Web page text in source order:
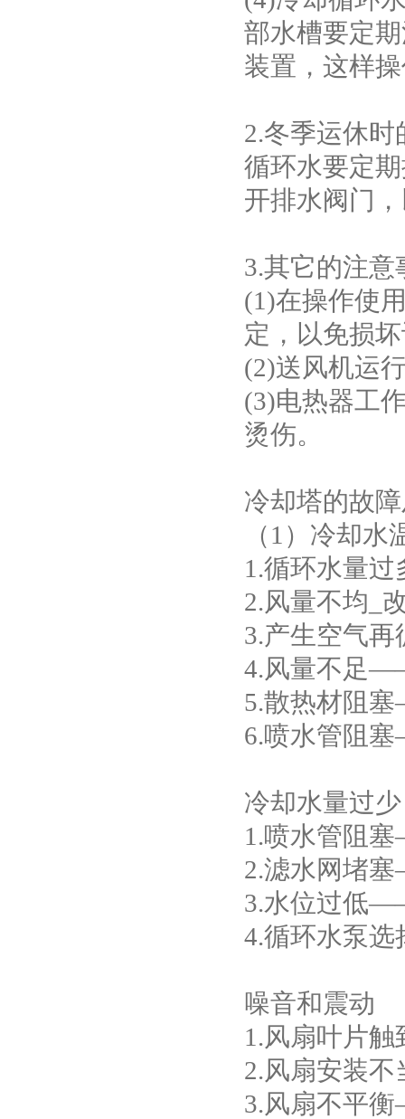
部水槽要定
装置，这样
2.冬季运休时
循环水要定
开排水阀门
3.其它的注意
(1)在操作使
定，以免损
(2)送风机运
(3)电热器工
烫伤。
冷却塔的故
（1）冷却水
1.循环水量
2.风量不均_
3.产生空气
4.风量不足
5.散热材阻
6.喷水管阻
冷却水量过少
1.喷水管阻
2.滤水网堵
3.水位过低
4.循环水泵
噪音和震动
1.风扇叶片
2.风扇安装
3.风扇不平